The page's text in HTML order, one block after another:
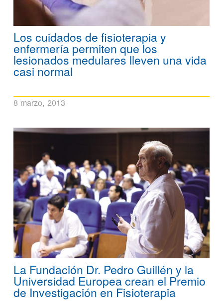
Los cuidados de fisioterapia y
enfermería permiten que los
lesionados medulares lleven una vida
casi normal
8 marzo, 2013
La Fundación Dr. Pedro Guillén y la
Universidad Europea crean el Premio
de Investigación en Fisioterapia